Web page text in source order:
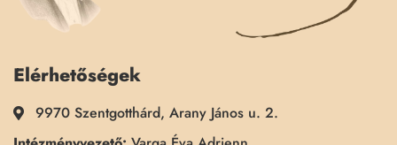
Elérhetőségek
9970 Szentgotthárd, Arany János u. 2.